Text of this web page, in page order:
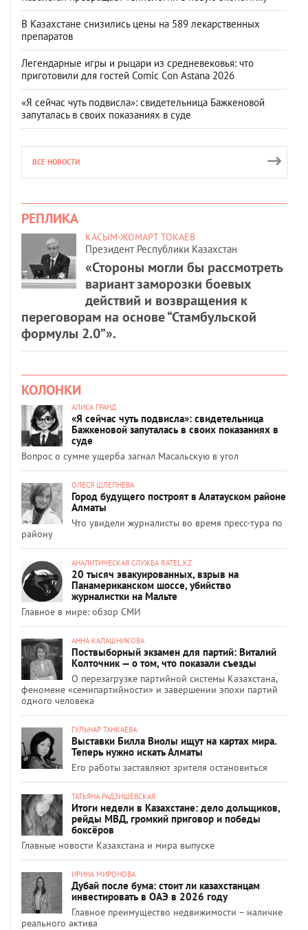
В Казахстане снизились цены на 589 лекарственных
препаратов
Легендарные игры и рыцари из средневековья: что
приготовили для гостей Comic Con Astana 2026
«Я сейчас чуть подвисла»: свидетельница Бажкеновой
запуталась в своих показаниях в суде
ВСЕ НОВОСТИ
РЕПЛИКА
КАСЫМ-ЖОМАРТ ТОКАЕВ
Президент Республики Казахстан
«Стороны могли бы рассмотреть
вариант заморозки боевых
действий и возвращения к
переговорам на основе “Стамбульской
формулы 2.0”».
КОЛОНКИ
АЛИСА ГРАНД
«Я сейчас чуть подвисла»: свидетельница
Бажкеновой запуталась в своих показаниях в
суде
Вопрос о сумме ущерба загнал Масальскую в угол
ОЛЕСЯ ШЛЕПНЕВА
Город будущего построят в Алатауском районе
Алматы
Что увидели журналисты во время пресс-тура по
району
АНАЛИТИЧЕСКАЯ СЛУЖБА RATEL.KZ
20 тысяч эвакуированных, взрыв на
Панамериканском шоссе, убийство
журналистки на Мальте
Главное в мире: обзор СМИ
АННА КАЛАШНИКОВА
Поствыборный экзамен для партий: Виталий
Колточник — о том, что показали съезды
О перезагрузке партийной системы Казахстана,
феномене «семипартийности» и завершении эпохи партий
одного человека
ГУЛЬНАР ТАНКАЕВА
Выставки Билла Виолы ищут на картах мира.
Теперь нужно искать Алматы
Его работы заставляют зрителя остановиться
ТАТЬЯНА РАДЗИШЕВСКАЯ
Итоги недели в Казахстане: дело дольщиков,
рейды МВД, громкий приговор и победы
боксёров
Главные новости Казахстана и мира выпуске
ИРИНА МИРОНОВА
Дубай после бума: стоит ли казахстанцам
инвестировать в ОАЭ в 2026 году
Главное преимущество недвижимости – наличие
реального актива